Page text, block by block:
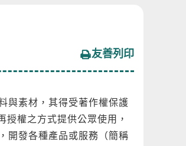
友善列印
素材，其得受著作權保護
授權之方式提供公眾使用，
開發各種產品或服務（簡稱